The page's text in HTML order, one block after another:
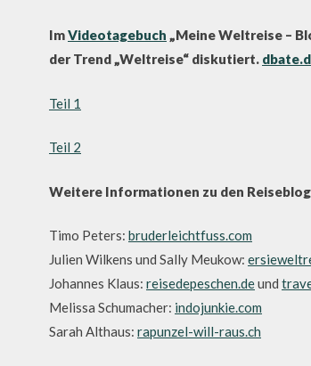
ImVideotagebuch „Meine Weltreise –
der Trend „Weltreise“ diskutiert.
Teil 1
Teil 2
Weitere Informationen zu den
Timo Peters: bruderleichtfuss.com
Julien Wilkens und Sally Meukow:
Johannes Klaus: reisedepeschen.deund
Melissa Schumacher: indojunkie.com
Sarah Althaus: rapunzel-will-raus.ch